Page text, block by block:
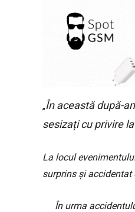
„În această după-
sesizați cu privire
La locul
surprins și accidentat
În urma